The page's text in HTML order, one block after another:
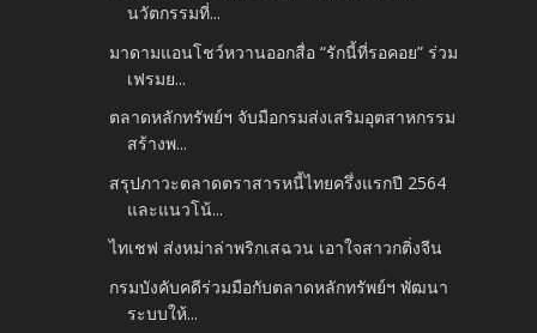
นวัตกรรมที่...
มาดามแอนโชว์หวานออกสื่อ “รักนี้ที่รอคอย” ร่วม
เฟรมย...
ตลาดหลักทรัพย์ฯ จับมือกรมส่งเสริมอุตสาหกรรม
สร้างพ...
สรุปภาวะตลาดตราสารหนี้ไทยครึ่งแรกปี 2564
และแนวโน้...
ไทเชฟ ส่งหม่าล่าพริกเสฉวน เอาใจสาวกติ่งจีน
กรมบังคับคดีร่วมมือกับตลาดหลักทรัพย์ฯ พัฒนา
ระบบให้...